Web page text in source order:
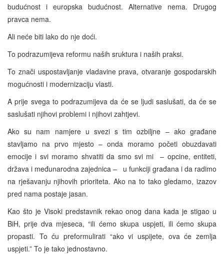
budućnost i europska budućnost. Alternative nema. Drugog
pravca nema.
Ali neće biti lako do nje doći.
To podrazumijeva reformu naših sruktura i naših praksi.
To znači uspostavljanje vladavine prava, otvaranje gospodarskih
mogućnosti i modernizaciju vlasti.
A prije svega to podrazumijeva da će se ljudi saslušati, da će se
saslušati njihovi problemi i njihovi zahtjevi.
Ako su nam namjere u svezi s tim ozbiljne – ako građane
stavljamo na prvo mjesto – onda moramo početi obuzdavati
emocije i svi moramo shvatiti da smo svi mi – opcine, entiteti,
država i međunarodna zajednica – u funkciji građana i da radimo
na rješavanju njihovih prioriteta. Ako na to tako gledamo, izazov
pred nama postaje jasan.
Kao što je Visoki predstavnik rekao onog dana kada je stigao u
BiH, prije dva mjeseca, “ili ćemo skupa uspjeti, ili ćemo skupa
propasti. To ću preformulirati “ako vi uspijete, ova će zemlja
uspjeti.” To je tako jednostavno.